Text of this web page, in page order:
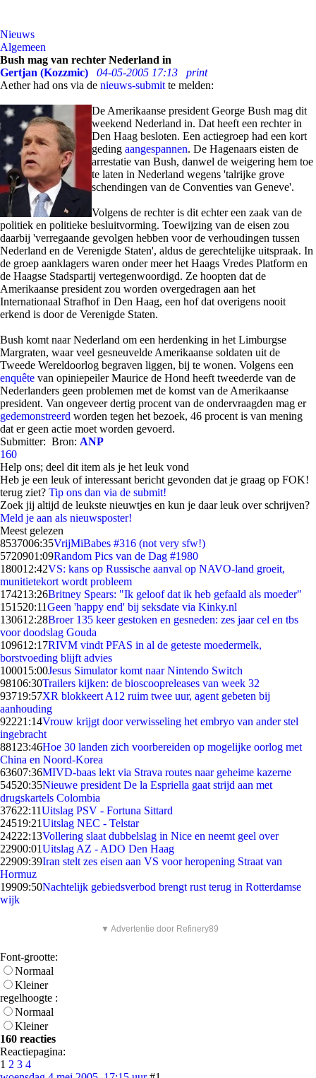
Nieuws
Algemeen
Bush mag van rechter Nederland in
Gertjan (Kozzmic)
04-05-2005 17:13
print
Aether had ons via de nieuws-submit te melden:
De Amerikaanse president George Bush mag dit
weekend Nederland in. Dat heeft een rechter in
Den Haag besloten. Een actiegroep had een kort
geding aangespannen. De Hagenaars eisten de
arrestatie van Bush, danwel de weigering hem toe
te laten in Nederland wegens 'talrijke grove
schendingen van de Conventies van Geneve'.
Volgens de rechter is dit echter een zaak van de
politiek en politieke besluitvorming. Toewijzing van de eisen zou
daarbij 'verregaande gevolgen hebben voor de verhoudingen tussen
Nederland en de Verenigde Staten', aldus de gerechtelijke uitspraak. In
de groep aanklagers waren onder meer het Haags Vredes Platform en
de Haagse Stadspartij vertegenwoordigd. Ze hoopten dat de
Amerikaanse president zou worden overgedragen aan het
Internationaal Strafhof in Den Haag, een hof dat overigens nooit
erkend is door de Verenigde Staten.
Bush komt naar Nederland om een herdenking in het Limburgse
Margraten, waar veel gesneuvelde Amerikaanse soldaten uit de
Tweede Wereldoorlog begraven liggen, bij te wonen. Volgens een
enquête van opiniepeiler Maurice de Hond heeft tweederde van de
Nederlanders geen problemen met de komst van de Amerikaanse
president. Van ongeveer dertig procent van de ondervraagden mag er
gedemonstreerd worden tegen het bezoek, 46 procent is van mening
dat er geen actie moet worden gevoerd.
Submitter: Bron: ANP
160
Help ons; deel dit item als je het leuk vond
Heb je een leuk of interessant bericht gevonden dat je graag op FOK!
terug ziet? Tip ons dan via de submit!
Zoek jij altijd de leukste nieuwtjes en kun je daar leuk over schrijven?
Meld je aan als nieuwsposter!
Meest gelezen
8537006:35VrijMiBabes #316 (not very sfw!)
5720901:09Random Pics van de Dag #1980
180012:42VS: kans op Russische aanval op NAVO-land groeit,
munitietekort wordt probleem
174213:26Britney Spears: "Ik geloof dat ik heb gefaald als moeder"
151520:11Geen 'happy end' bij seksdate via Kinky.nl
130612:28Broer 135 keer gestoken en gesneden: zes jaar cel en tbs
voor doodslag Gouda
109612:17RIVM vindt PFAS in al de geteste moedermelk,
borstvoeding blijft advies
100015:00Jesus Simulator komt naar Nintendo Switch
98106:30Trailers kijken: de bioscoopreleases van week 32
93719:57XR blokkeert A12 ruim twee uur, agent gebeten bij
aanhouding
92221:14Vrouw krijgt door verwisseling het embryo van ander stel
ingebracht
881 23:46Hoe 30 landen zich voorbereiden op mogelijke oorlog met
China en Noord-Korea
63607:36MIVD-baas lekt via Strava routes naar geheime kazerne
54520:35Nieuwe president De la Espriella gaat strijd aan met
drugskartels Colombia
37622:11Uitslag PSV - Fortuna Sittard
24519:21Uitslag NEC - Telstar
24222:13Vollering slaat dubbelslag in Nice en neemt geel over
22900:01Uitslag AZ - ADO Den Haag
22909:39Iran stelt zes eisen aan VS voor heropening Straat van
Hormuz
19909:50Nachtelijk gebiedsverbod brengt rust terug in Rotterdamse
wijk
▼ Advertentie door Refinery89
Font-grootte:
Normaal
Kleiner
regelhoogte :
Normaal
Kleiner
160 reacties
Reactiepagina:
1 2 3 4